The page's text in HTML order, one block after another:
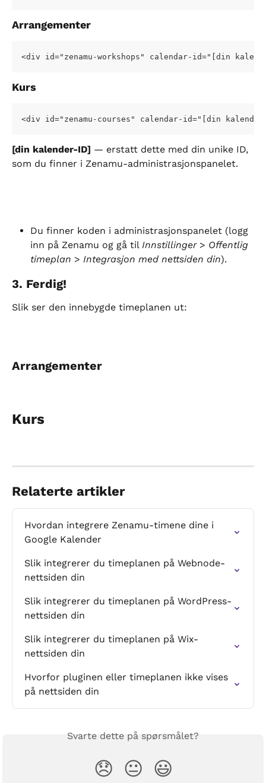
Arrangementer
<div id="zenamu-workshops" calendar-id="[din
Kurs
<div id="zenamu-courses" calendar-id="[din
[din kalender-ID] — erstatt dette med din unike ID,
som du finner i Zenamu-administrasjonspanelet.
Du finner koden i administrasjonspanelet (logg
inn på Zenamu og gå til Innstillinger > Offentlig
timeplan > Integrasjon med nettsiden din).
3. Ferdig!
Slik ser den innebygde timeplanen ut:
Arrangementer
Kurs
Relaterte artikler
Hvordan integrere Zenamu-timene dine i
Google Kalender
Slik integrerer du timeplanen på Webnode-
nettsiden din
Slik integrerer du timeplanen på WordPress-
nettsiden din
Slik integrerer du timeplanen på Wix-
nettsiden din
Hvorfor pluginen eller timeplanen ikke vises
på nettsiden din
Svarte dette på spørsmålet?
😞 😐 😃